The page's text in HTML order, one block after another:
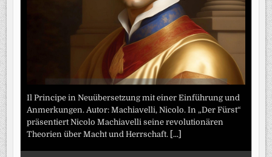
Il Principe in Neuübersetzung mit einer Einführung und
Anmerkungen. Autor: Machiavelli, Nicolo. In „Der Fürst“
präsentiert Nicolo Machiavelli seine revolutionären
Theorien über Macht und Herrschaft. [...]